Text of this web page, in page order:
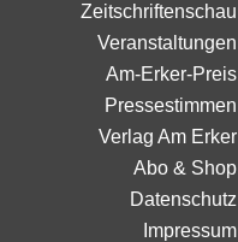
Zeitschriftenschau
Veranstaltungen
Am-Erker-Preis
Pressestimmen
Verlag Am Erker
Abo & Shop
Datenschutz
Impressum